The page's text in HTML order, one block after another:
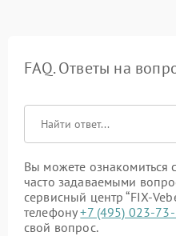
FAQ. Ответы на
Вы можете
часто задаваемыми
сервисный центр “FIX-
телефону+7 (495) 023-
свой вопрос.